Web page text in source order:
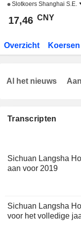
Slotkoers Shanghai S.E.
17,46 CNY
Overzicht Koersen
Transcripten
Sichuan Langsha
aan voor 2019
Sichuan Langsha
voor het volledige
Al het nieuws